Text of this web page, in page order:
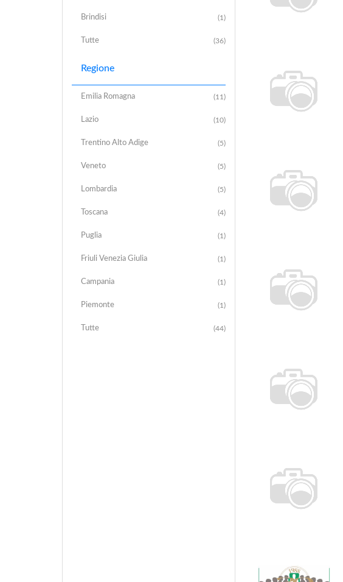
Brindisi (1)
Tutte (36)
Regione
Emilia Romagna (11)
Lazio (10)
Trentino Alto Adige (5)
Veneto (5)
Lombardia (5)
Toscana (4)
Puglia (1)
Friuli Venezia Giulia (1)
Campania (1)
Piemonte (1)
Tutte (44)